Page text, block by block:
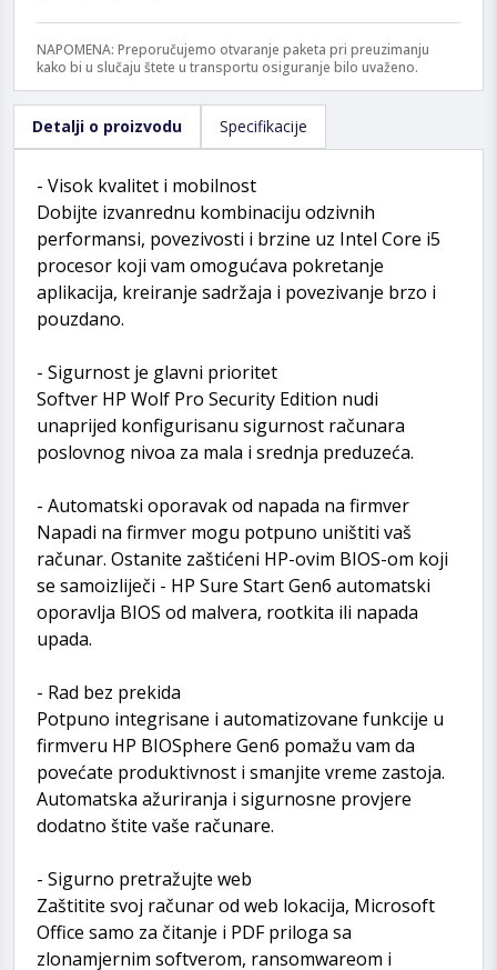
NAPOMENA: Preporučujemo otvaranje paketa pri preuzimanju
kako bi u slučaju štete u transportu osiguranje bilo uvaženo.
Detalji o proizvodu Specifikacije
- Visok kvalitet i mobilnost
Dobijte izvanrednu kombinaciju odzivnih
performansi, povezivosti i brzine uz Intel Core i5
procesor koji vam omogućava pokretanje
aplikacija, kreiranje sadržaja i povezivanje brzo i
pouzdano.
- Sigurnost je glavni prioritet
Softver HP Wolf Pro Security Edition nudi
unaprijed konfigurisanu sigurnost računara
poslovnog nivoa za mala i srednja preduzeća.
- Automatski oporavak od napada na firmver
Napadi na firmver mogu potpuno uništiti vaš
računar. Ostanite zaštićeni HP-ovim BIOS-om koji
se samoizliječi - HP Sure Start Gen6 automatski
oporavlja BIOS od malvera, rootkita ili napada
upada.
- Rad bez prekida
Potpuno integrisane i automatizovane funkcije u
firmveru HP BIOSphere Gen6 pomažu vam da
povećate produktivnost i smanjite vreme zastoja.
Automatska ažuriranja i sigurnosne provjere
dodatno štite vaše računare.
- Sigurno pretražujte web
Zaštitite svoj računar od web lokacija, Microsoft
Office samo za čitanje i PDF priloga sa
zlonamjernim softverom, ransomwareom i